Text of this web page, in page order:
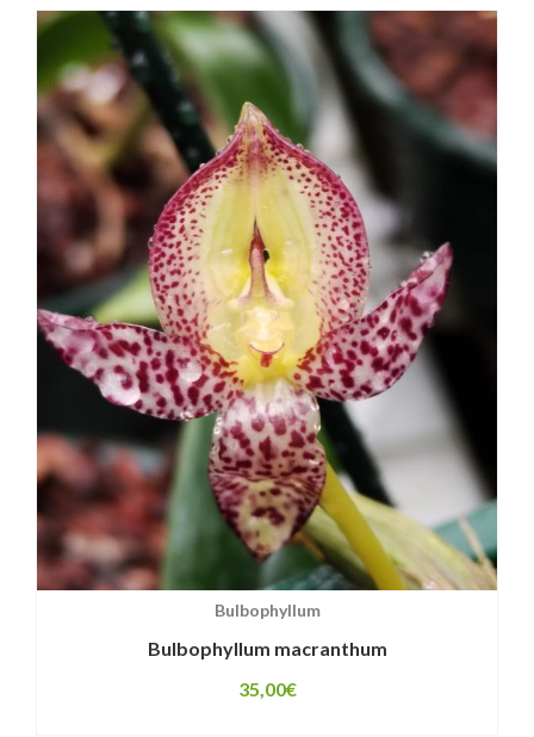
Bulbophyllum
Bulbophyllum macranthum
35,00€